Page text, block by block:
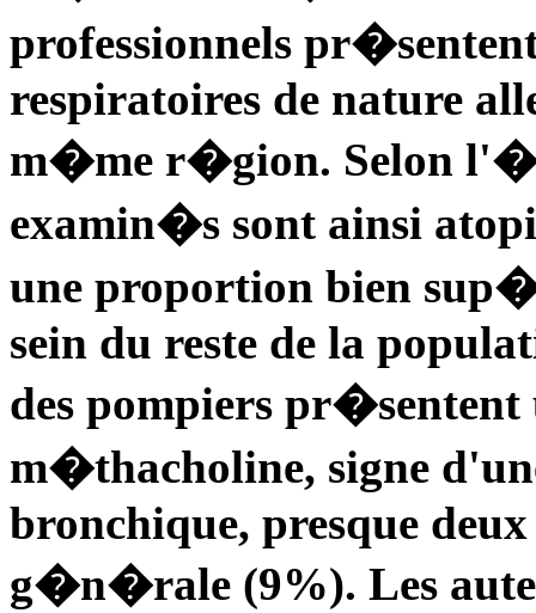
professionnels
respiratoires de nature
m�me r�gion. Selon
examin�s sont ainsi
une proportion bien
sein du reste de la
des pompiers
m�thacholine, signe
bronchique, presque
g�n�rale (9%). Les